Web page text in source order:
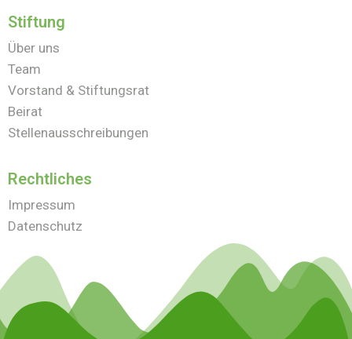
Stiftung
Über uns
Team
Vorstand & Stiftungsrat
Beirat
Stellenausschreibungen
Rechtliches
Impressum
Datenschutz